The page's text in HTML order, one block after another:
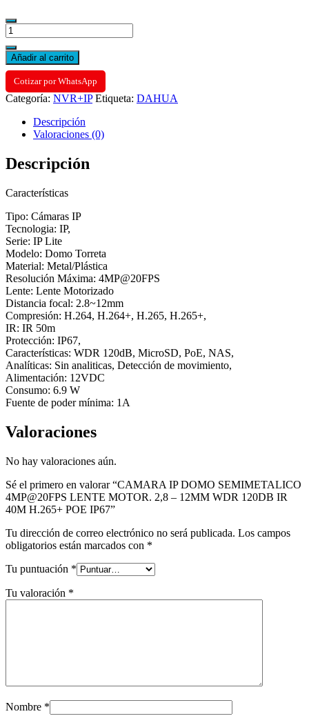
CAMARA
IP
DOMO
SEMIMETALICO
4MP@20FPS
LENTE
MOTOR.
12MM
120DB
40M
POE
IP67
cantidad
Añadir al carrito
Cotizar por WhatsApp
Categoría: NVR+IP Etiqueta: DAHUA
Descripción
Valoraciones (0)
Descripción
Características
Tipo: Cámaras IP
Tecnologia: IP,
Serie: IP Lite
Modelo: Domo Torreta
Material: Metal/Plástica
Resolución Máxima: 4MP@20FPS
Lente: Lente Motorizado
Distancia focal: 2.8~12mm
Compresión: H.264, H.264+, H.265, H.265+,
IR: IR 50m
Protección: IP67,
Características: WDR 120dB, MicroSD, PoE, NAS,
Analíticas: Sin analiticas, Detección de movimiento,
Alimentación: 12VDC
Consumo: 6.9 W
Fuente de poder mínima: 1A
Valoraciones
No hay valoraciones aún.
Sé el primero en valorar “CAMARA IP DOMO SEMIMETALICO
4MP@20FPS LENTE MOTOR. 2,8 – 12MM WDR 120DB IR
40M H.265+ POE IP67”
Tu dirección de correo electrónico no será publicada. Los campos
obligatorios están marcados con *
Tu puntuación *
Tu valoración *
Nombre *